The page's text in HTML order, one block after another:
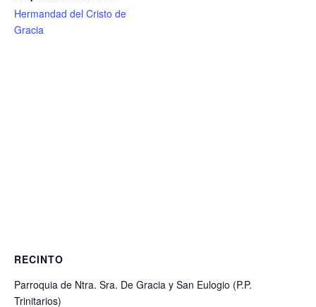
Hermandad del Cristo de
Gracia
RECINTO
Parroquia de Ntra. Sra. De Gracia y San Eulogio (P.P.
Trinitarios)